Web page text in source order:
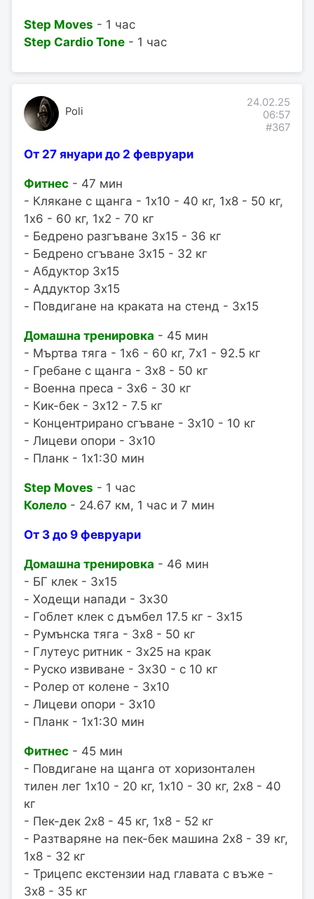
Step Moves - 1 час
Step Cardio Tone - 1 час
Poli
24.02.25
06:57
#367
От 27 януари до 2 февруари
Фитнес - 47 мин
- Клякане с щанга - 1x10 - 40 кг, 1x8 - 50 кг,
1x6 - 60 кг, 1x2 - 70 кг
- Бедрено разгъване 3x15 - 36 кг
- Бедрено сгъване 3x15 - 32 кг
- Абдуктор 3x15
- Аддуктор 3x15
- Повдигане на краката на стенд - 3x15
Домашна тренировка - 45 мин
- Мъртва тяга - 1x6 - 60 кг, 7x1 - 92.5 кг
- Гребане с щанга - 3x8 - 50 кг
- Военна преса - 3x6 - 30 кг
- Кик-бек - 3x12 - 7.5 кг
- Концентрирано сгъване - 3x10 - 10 кг
- Лицеви опори - 3x10
- Планк - 1x1:30 мин
Step Moves - 1 час
Колело - 24.67 км, 1 час и 7 мин
От 3 до 9 февруари
Домашна тренировка - 46 мин
- БГ клек - 3x15
- Ходещи напади - 3x30
- Гоблет клек с дъмбел 17.5 кг - 3x15
- Румънска тяга - 3x8 - 50 кг
- Глутеус ритник - 3x25 на крак
- Руско извиване - 3x30 - с 10 кг
- Ролер от колене - 3x10
- Лицеви опори - 3x10
- Планк - 1x1:30 мин
Фитнес - 45 мин
- Повдигане на щанга от хоризонтален
тилен лег 1x10 - 20 кг, 1x10 - 30 кг, 2x8 - 40
кг
- Пек-дек 2x8 - 45 кг, 1x8 - 52 кг
- Разтваряне на пек-бек машина 2x8 - 39 кг,
1x8 - 32 кг
- Трицепс екстензии над главата с въже -
3x8 - 35 кг